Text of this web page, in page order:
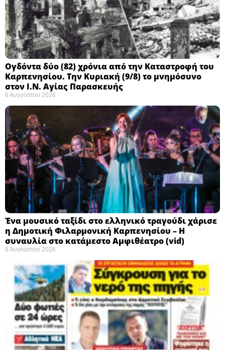
Ογδόντα δύο (82) χρόνια από την Καταστροφή του
Καρπενησίου. Την Κυριακή (9/8) το μνημόσυνο
στον Ι.Ν. Αγίας Παρασκευής
6 Αυγούστου 2026
Ένα μουσικό ταξίδι στο ελληνικό τραγούδι χάρισε
η Δημοτική Φιλαρμονική Καρπενησίου – Η
συναυλία στο κατάμεστο Αμφιθέατρο (vid)
6 Αυγούστου 2026